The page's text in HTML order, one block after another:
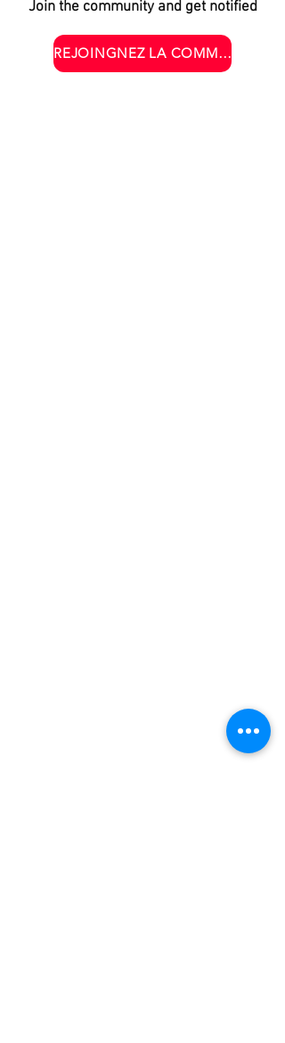
Join the community and get notified
REJOINGNEZ LA COMMUNAUTÉ